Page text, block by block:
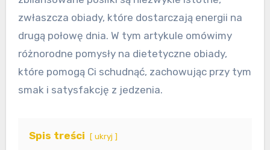
zwłaszcza obiady, które dostarczają energii na
drugą połowę dnia. W tym artykule omówimy
różnorodne pomysły na dietetyczne obiady,
które pomogą Ci schudnąć, zachowując przy tym
smak i satysfakcję z jedzenia.
Spis treści ukryj